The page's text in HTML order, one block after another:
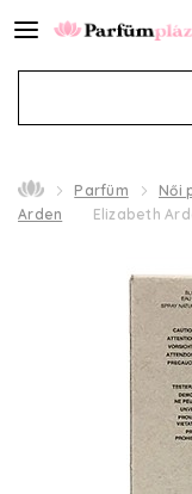
Parfüm Női
Arden
Elizabeth